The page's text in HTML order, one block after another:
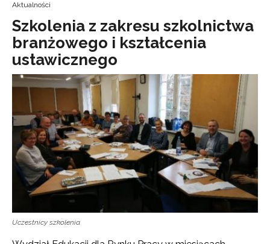
Aktualności
Szkolenia z zakresu szkolnictwa
branżowego i kształcenia
ustawicznego
Uczestnicy szkolenia